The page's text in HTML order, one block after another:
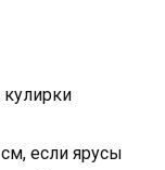
если ярусы